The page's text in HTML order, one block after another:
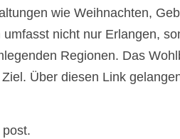
wie Weihnachten,
umfasst nicht nur Erlangen,
Regionen. Das
Über diesen Link